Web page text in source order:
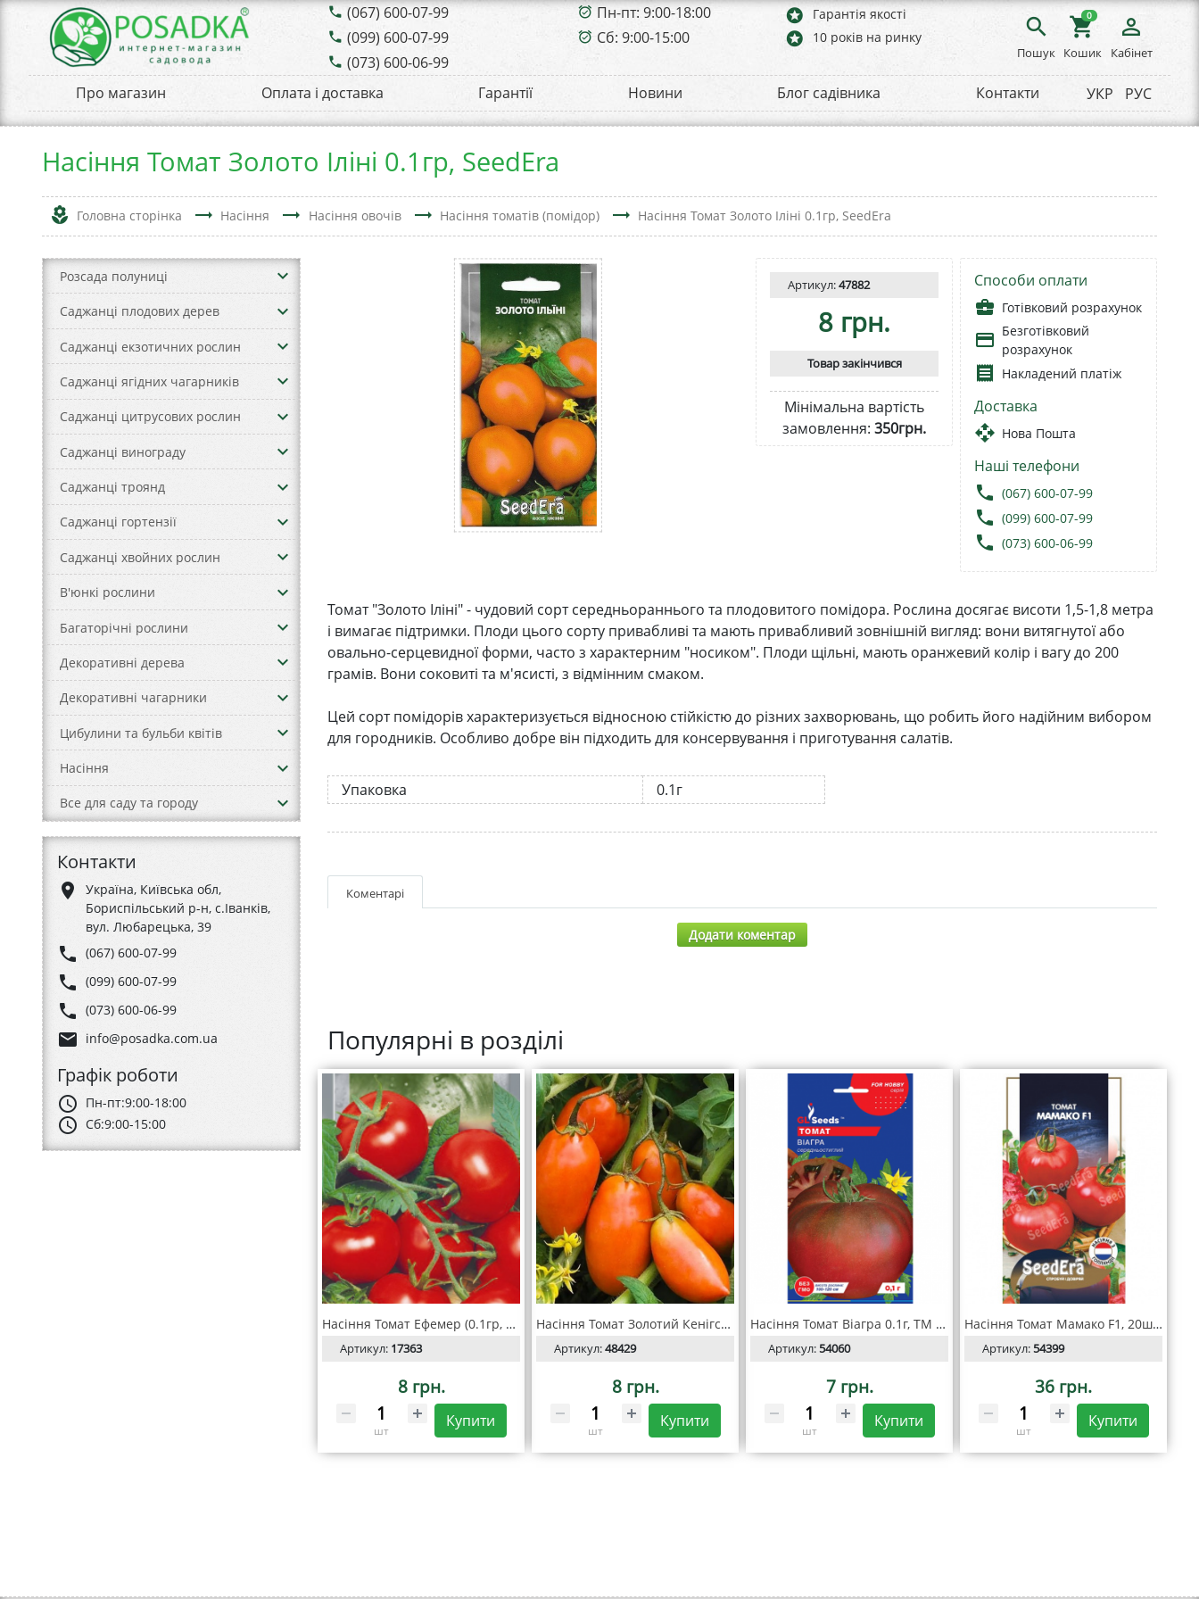
phone (067) 600-07-99
phone (099) 600-07-99
phone (073) 600-06-99
alarm_on Пн-пт: 9:00-18:00
alarm_on Сб: 9:00-15:00
stars Гарантія якості
stars 10 років на ринку search
Пошук
shopping_cart
0
Кошик
person_outline
Кабінет
Про магазин Оплата і доставка Гарантії Новини Блог садівника Контакти УКР РУС
Насіння Томат Золото Іліні 0.1гр, SeedEra
local_florist Головна сторінка trending_flat Насіння trending_flat Насіння овочів trending_flat Насіння томатів (помідор) trending_flat Насіння Томат Золото Іліні 0.1гр, SeedEra
Розсада полуниці keyboard_arrow_down
Саджанці плодових дерев keyboard_arrow_down
Саджанці екзотичних рослин keyboard_arrow_down
Саджанці ягідних чагарників keyboard_arrow_down
Саджанці цитрусових рослин keyboard_arrow_down
Саджанці винограду keyboard_arrow_down
Саджанці троянд keyboard_arrow_down
Саджанці гортензії keyboard_arrow_down
Саджанці хвойних рослин keyboard_arrow_down
В'юнкі рослини keyboard_arrow_down
Багаторічні рослини keyboard_arrow_down
Декоративні дерева keyboard_arrow_down
Декоративні чагарники keyboard_arrow_down
Цибулини та бульби квітів keyboard_arrow_down
Насіння keyboard_arrow_down
Все для саду та городу keyboard_arrow_down
Контакти
place
Україна, Київська обл,
Бориспільський р-н, с.Іванків,
вул. Любарецька, 39
phone (067) 600-07-99
phone (099) 600-07-99
phone (073) 600-06-99
email info@posadka.com.ua
Графік роботи
schedule Пн-пт:9:00-18:00
schedule Сб:9:00-15:00
Артикул:47882
8 грн.
Товар закінчився
Мінімальна вартість
замовлення: 350грн.
Способи оплати
business_center Готівковий розрахунок
payment Безготівковий
розрахунок
receipt Накладений платіж
Доставка
open_with Нова Пошта
Наші телефони
local_phone (067) 600-07-99
local_phone (099) 600-07-99
local_phone (073) 600-06-99
Томат "Золото Іліні" - чудовий сорт середньораннього та плодовитого помідора. Рослина досягає висоти 1,5-1,8 метра
і вимагає підтримки. Плоди цього сорту привабливі та мають привабливий зовнішній вигляд: вони витягнутої або
овально-серцевидної форми, часто з характерним "носиком". Плоди щільні, мають оранжевий колір і вагу до 200
грамів. Вони соковиті та м'ясисті, з відмінним смаком.
Цей сорт помідорів характеризується відносною стійкістю до різних захворювань, що робить його надійним вибором
для городників. Особливо добре він підходить для консервування і приготування салатів.
Упаковка 0.1г
Коментарі
Додати коментар
Популярні в розділі
Насіння Томат Ефемер (0.1гр, SeedEra
Артикул: 17363
8 грн.
шт
Купити
Насіння Томат Золотий Кенігсберг 0.1 г, SeedEra
Артикул:48429
8 грн.
шт
Купити
Насіння Томат Віагра 0.1г, TM GL Seeds
Артикул:54060
7 грн.
шт
Купити
Насіння Томат Мамако F1, 20шт, Seedera Profi
Артикул:54399
36 грн.
шт
Купити